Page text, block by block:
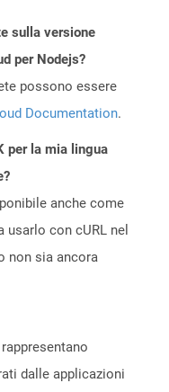
sulla versione
per Nodejs?
possono essere
Documentation.
per la mia lingua
anche come
usarlo con cURL nel
non sia ancora
dalle applicazioni